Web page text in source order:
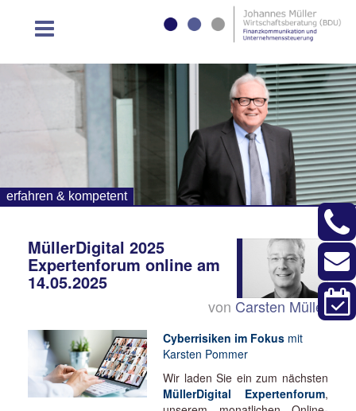
erfahren & kompetent
MüllerDigital 2025
Expertenforum online am
14.05.2025
von Carsten Müller
Cyberrisiken im Fokus mit
Karsten Pommer
Wir laden Sie ein zum nächsten
MüllerDigital Expertenforum,